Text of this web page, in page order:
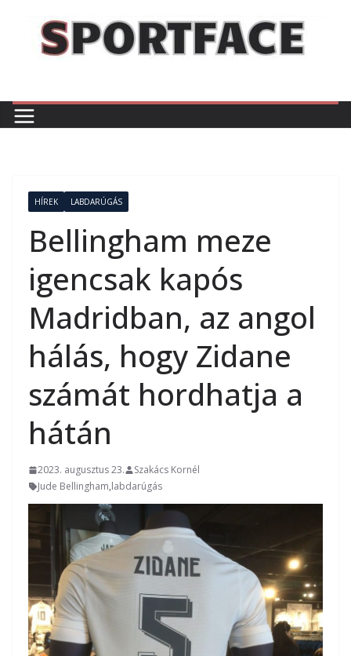
content
HÍREK LABDARÚGÁS
Bellingham meze
igencsak kapós
Madridban, az angol
hálás, hogy Zidane
számát hordhatja a
hátán
2023. augusztus 23.
Szakács Kornél
Jude Bellingham,labdarúgás